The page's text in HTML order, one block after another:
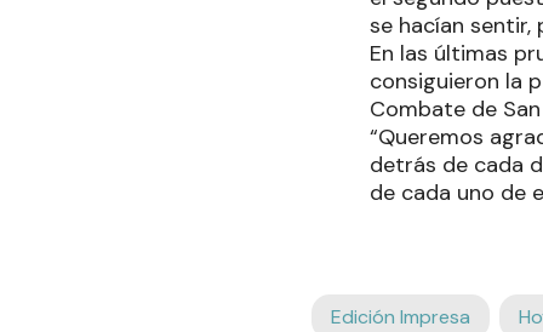
se hacían sentir,
En las últimas
consiguieron la
Combate de
“Queremos
detrás de cada
de cada uno de
Edición Impresa